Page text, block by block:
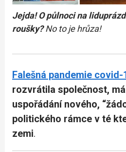
Jejda! O půlnoci na
roušky?No to je hrůza!
Falešná pandemie covid-
rozvrátila společnost,
uspořádání nového,
politického rámce v té
zemi.